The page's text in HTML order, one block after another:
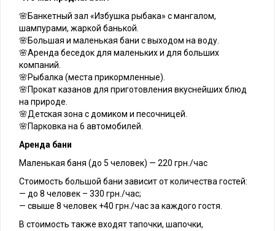
🌸Банкетный зал «Избушка рыбака» с мангалом,
шампурами, жаркой банькой.
🌸Большая и маленькая бани с выходом на воду.
🌸Аренда беседок для маленьких и для больших
компаний.
🌸Рыбалка (места прикормленные).
🌸Прокат казанов для приготовления вкуснейших блюд
на природе.
🌸Детская зона с домиком и песочницей.
🌸Парковка на 6 автомобилей.
Аренда бани
Маленькая баня (до 5 человек) — 220 грн./час
Стоимость большой бани зависит от количества гостей:
— до 8 человек – 330 грн./час;
— свыше 8 человек +40 грн./час за каждого гостя.
В стоимость также входят тапочки, шапочки,